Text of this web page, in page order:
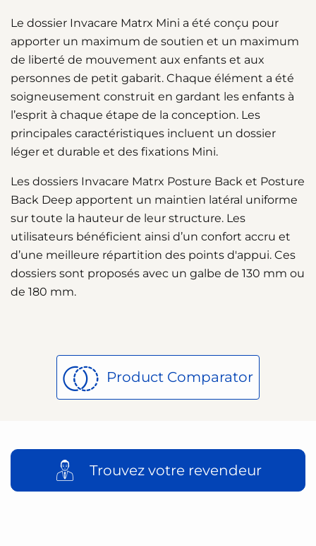
Le dossier Invacare Matrx Mini a été conçu pour
apporter un maximum de soutien et un maximum
de liberté de mouvement aux enfants et aux
personnes de petit gabarit. Chaque élément a été
soigneusement construit en gardant les enfants à
l’esprit à chaque étape de la conception. Les
principales caractéristiques incluent un dossier
léger et durable et des fixations Mini.
Les dossiers Invacare Matrx Posture Back et Posture
Back Deep apportent un maintien latéral uniforme
sur toute la hauteur de leur structure. Les
utilisateurs bénéficient ainsi d’un confort accru et
d’une meilleure répartition des points d'appui. Ces
dossiers sont proposés avec un galbe de 130 mm ou
de 180 mm.
Product Comparator
Trouvez votre revendeur